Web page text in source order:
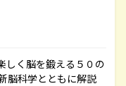
しく脳を鍛える５０の
脳科学とともに解説